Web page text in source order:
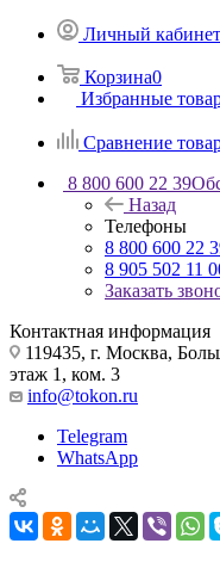
Личный кабинет
Корзина0
Избранные
Сравнение
8 800 600 22 39
Назад
Телефоны
8 800 600 22
8 905 502 11
Заказать
Контактная информация
119435, г. Москва,
этаж 1, ком. 3
info@tokon.ru
Telegram
WhatsApp